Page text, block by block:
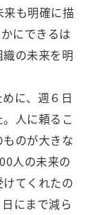
来も明確に描
にできるは
の未来を明
に、週６日
人に頼るこ
のが大きな
人の未来の
てくれたの
にまで減ら